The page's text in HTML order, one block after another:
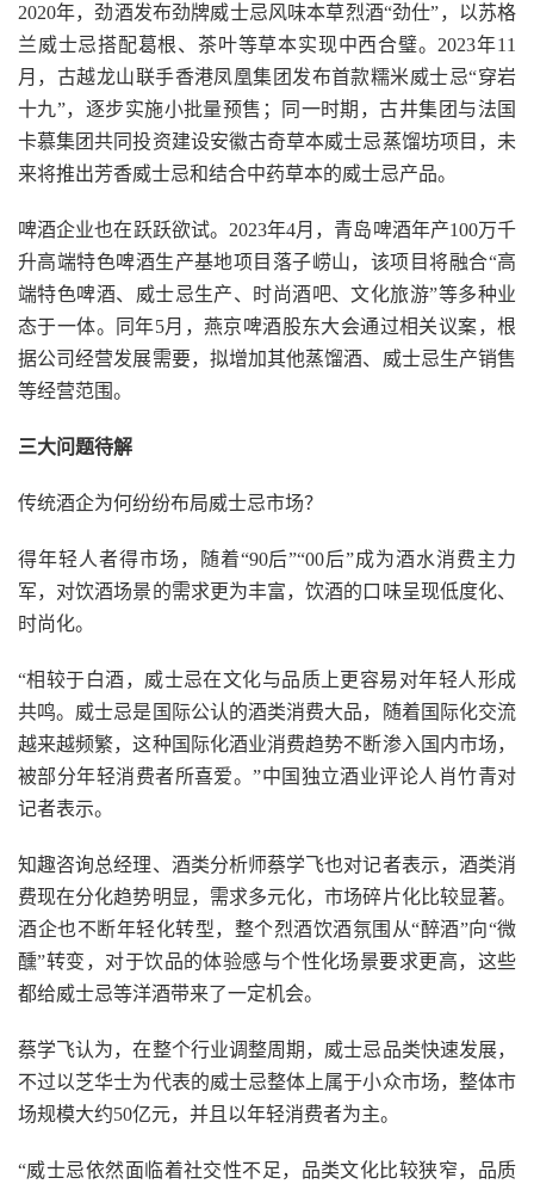
2020年，劲酒发布劲牌威士忌风味本草烈酒“劲仕”，以苏格
兰威士忌搭配葛根、茶叶等草本实现中西合璧。2023年11
月，古越龙山联手香港凤凰集团发布首款糯米威士忌“穿岩
十九”，逐步实施小批量预售；同一时期，古井集团与法国
卡慕集团共同投资建设安徽古奇草本威士忌蒸馏坊项目，未
来将推出芳香威士忌和结合中药草本的威士忌产品。
啤酒企业也在跃跃欲试。2023年4月，青岛啤酒年产100万千
升高端特色啤酒生产基地项目落子崂山，该项目将融合“高
端特色啤酒、威士忌生产、时尚酒吧、文化旅游”等多种业
态于一体。同年5月，燕京啤酒股东大会通过相关议案，根
据公司经营发展需要，拟增加其他蒸馏酒、威士忌生产销售
等经营范围。
三大问题待解
传统酒企为何纷纷布局威士忌市场？
得年轻人者得市场，随着“90后”“00后”成为酒水消费主力
军，对饮酒场景的需求更为丰富，饮酒的口味呈现低度化、
时尚化。
“相较于白酒，威士忌在文化与品质上更容易对年轻人形成
共鸣。威士忌是国际公认的酒类消费大品，随着国际化交流
越来越频繁，这种国际化酒业消费趋势不断渗入国内市场，
被部分年轻消费者所喜爱。”中国独立酒业评论人肖竹青对
记者表示。
知趣咨询总经理、酒类分析师蔡学飞也对记者表示，酒类消
费现在分化趋势明显，需求多元化，市场碎片化比较显著。
酒企也不断年轻化转型，整个烈酒饮酒氛围从“醉酒”向“微
醺”转变，对于饮品的体验感与个性化场景要求更高，这些
都给威士忌等洋酒带来了一定机会。
蔡学飞认为，在整个行业调整周期，威士忌品类快速发展，
不过以芝华士为代表的威士忌整体上属于小众市场，整体市
场规模大约50亿元，并且以年轻消费者为主。
“威士忌依然面临着社交性不足，品类文化比较狭窄，品质